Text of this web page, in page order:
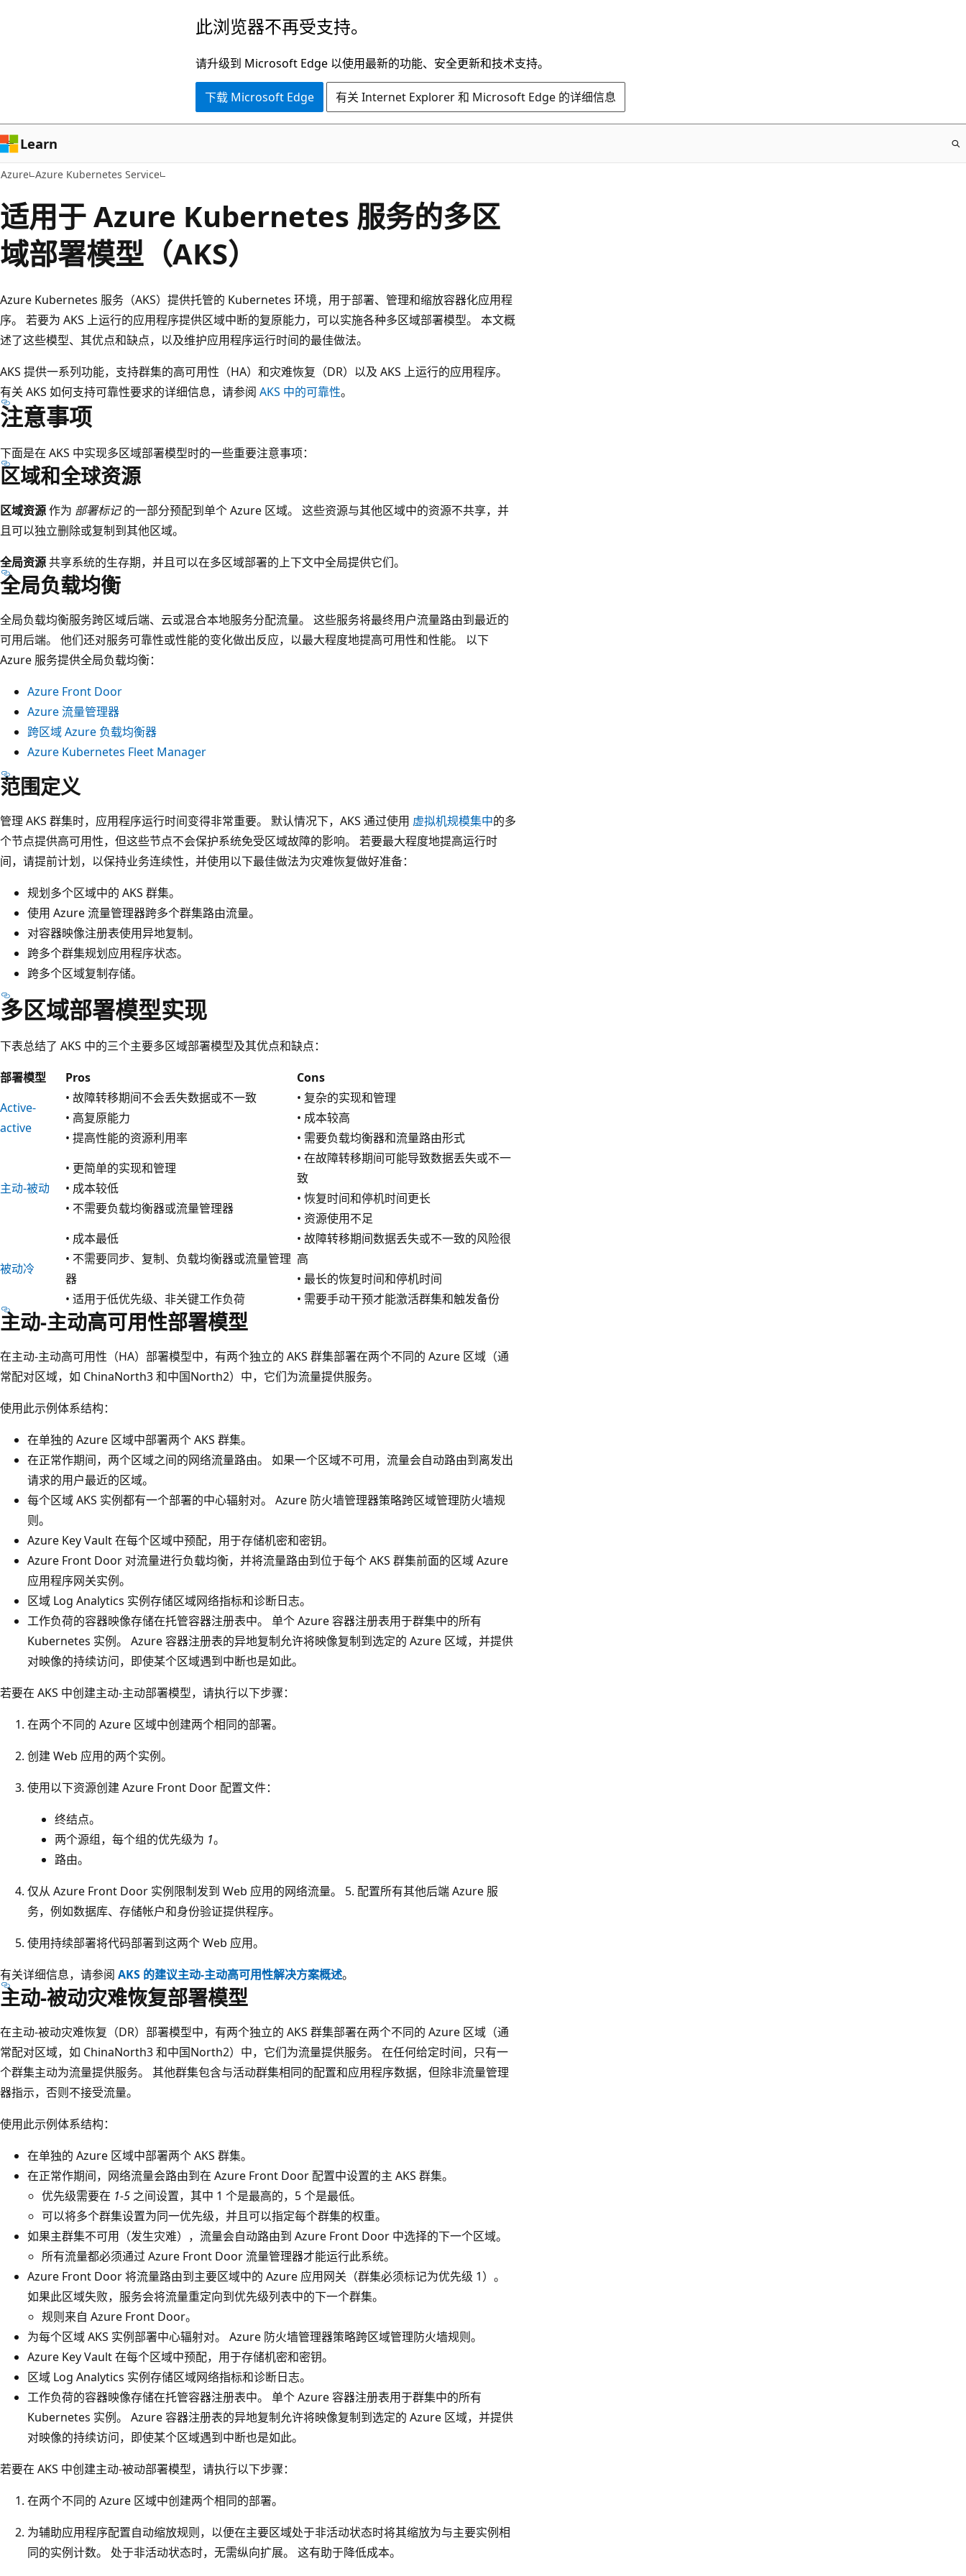
容
此浏览器不再受支持。
请升级到 Microsoft Edge 以使用最新的功能、安全更新和技术支持。
下载 Microsoft Edge 有关 Internet Explorer 和 Microsoft Edge 的详细信息
Learn
Azure Azure Kubernetes Service
适用于 Azure Kubernetes 服务的多区
域部署模型（AKS）
Azure Kubernetes 服务（AKS）提供托管的 Kubernetes 环境，用于部署、管理和缩放容器化应用程
序。 若要为 AKS 上运行的应用程序提供区域中断的复原能力，可以实施各种多区域部署模型。 本文概
述了这些模型、其优点和缺点，以及维护应用程序运行时间的最佳做法。
AKS 提供一系列功能，支持群集的高可用性（HA）和灾难恢复（DR）以及 AKS 上运行的应用程序。
有关 AKS 如何支持可靠性要求的详细信息，请参阅 AKS 中的可靠性。
注意事项
下面是在 AKS 中实现多区域部署模型时的一些重要注意事项：
区域和全球资源
区域资源作为 部署标记的一部分预配到单个 Azure 区域。 这些资源与其他区域中的资源不共享，并
且可以独立删除或复制到其他区域。
全局资源共享系统的生存期，并且可以在多区域部署的上下文中全局提供它们。
全局负载均衡
全局负载均衡服务跨区域后端、云或混合本地服务分配流量。 这些服务将最终用户流量路由到最近的
可用后端。 他们还对服务可靠性或性能的变化做出反应，以最大程度地提高可用性和性能。 以下
Azure 服务提供全局负载均衡：
Azure Front Door
Azure 流量管理器
跨区域 Azure 负载均衡器
Azure Kubernetes Fleet Manager
范围定义
管理 AKS 群集时，应用程序运行时间变得非常重要。 默认情况下，AKS 通过使用 虚拟机规模集中的多
个节点提供高可用性，但这些节点不会保护系统免受区域故障的影响。 若要最大程度地提高运行时
间，请提前计划，以保持业务连续性，并使用以下最佳做法为灾难恢复做好准备：
规划多个区域中的 AKS 群集。
使用 Azure 流量管理器跨多个群集路由流量。
对容器映像注册表使用异地复制。
跨多个群集规划应用程序状态。
跨多个区域复制存储。
多区域部署模型实现
下表总结了 AKS 中的三个主要多区域部署模型及其优点和缺点：
部署模型
Pros
Cons
Active-
active
• 故障转移期间不会丢失数据或不一致
• 高复原能力
• 提高性能的资源利用率
• 复杂的实现和管理
• 成本较高
• 需要负载均衡器和流量路由形式
主动-被动
• 更简单的实现和管理
• 成本较低
• 不需要负载均衡器或流量管理器
• 在故障转移期间可能导致数据丢失或不一
致
• 恢复时间和停机时间更长
• 资源使用不足
被动冷
• 成本最低
• 不需要同步、复制、负载均衡器或流量管理
器
• 适用于低优先级、非关键工作负荷
• 故障转移期间数据丢失或不一致的风险很
高
• 最长的恢复时间和停机时间
• 需要手动干预才能激活群集和触发备份
主动-主动高可用性部署模型
在主动-主动高可用性（HA）部署模型中，有两个独立的 AKS 群集部署在两个不同的 Azure 区域（通
常配对区域，如 ChinaNorth3 和中国North2）中，它们为流量提供服务。
使用此示例体系结构：
在单独的 Azure 区域中部署两个 AKS 群集。
在正常作期间，两个区域之间的网络流量路由。 如果一个区域不可用，流量会自动路由到离发出
请求的用户最近的区域。
每个区域 AKS 实例都有一个部署的中心辐射对。 Azure 防火墙管理器策略跨区域管理防火墙规
则。
Azure Key Vault 在每个区域中预配，用于存储机密和密钥。
Azure Front Door 对流量进行负载均衡，并将流量路由到位于每个 AKS 群集前面的区域 Azure
应用程序网关实例。
区域 Log Analytics 实例存储区域网络指标和诊断日志。
工作负荷的容器映像存储在托管容器注册表中。 单个 Azure 容器注册表用于群集中的所有
Kubernetes 实例。 Azure 容器注册表的异地复制允许将映像复制到选定的 Azure 区域，并提供
对映像的持续访问，即使某个区域遇到中断也是如此。
若要在 AKS 中创建主动-主动部署模型，请执行以下步骤：
在两个不同的 Azure 区域中创建两个相同的部署。
创建 Web 应用的两个实例。
使用以下资源创建 Azure Front Door 配置文件：
终结点。
两个源组，每个组的优先级为 1。
路由。
仅从 Azure Front Door 实例限制发到 Web 应用的网络流量。 5. 配置所有其他后端 Azure 服
务，例如数据库、存储帐户和身份验证提供程序。
使用持续部署将代码部署到这两个 Web 应用。
有关详细信息，请参阅 AKS 的建议主动-主动高可用性解决方案概述。
主动-被动灾难恢复部署模型
在主动-被动灾难恢复（DR）部署模型中，有两个独立的 AKS 群集部署在两个不同的 Azure 区域（通
常配对区域，如 ChinaNorth3 和中国North2）中，它们为流量提供服务。 在任何给定时间，只有一
个群集主动为流量提供服务。 其他群集包含与活动群集相同的配置和应用程序数据，但除非流量管理
器指示，否则不接受流量。
使用此示例体系结构：
在单独的 Azure 区域中部署两个 AKS 群集。
在正常作期间，网络流量会路由到在 Azure Front Door 配置中设置的主 AKS 群集。
优先级需要在 1-5 之间设置，其中 1 个是最高的，5 个是最低。
可以将多个群集设置为同一优先级，并且可以指定每个群集的权重。
如果主群集不可用（发生灾难），流量会自动路由到 Azure Front Door 中选择的下一个区域。
所有流量都必须通过 Azure Front Door 流量管理器才能运行此系统。
Azure Front Door 将流量路由到主要区域中的 Azure 应用网关（群集必须标记为优先级 1）。
如果此区域失败，服务会将流量重定向到优先级列表中的下一个群集。
规则来自 Azure Front Door。
为每个区域 AKS 实例部署中心辐射对。 Azure 防火墙管理器策略跨区域管理防火墙规则。
Azure Key Vault 在每个区域中预配，用于存储机密和密钥。
区域 Log Analytics 实例存储区域网络指标和诊断日志。
工作负荷的容器映像存储在托管容器注册表中。 单个 Azure 容器注册表用于群集中的所有
Kubernetes 实例。 Azure 容器注册表的异地复制允许将映像复制到选定的 Azure 区域，并提供
对映像的持续访问，即使某个区域遇到中断也是如此。
若要在 AKS 中创建主动-被动部署模型，请执行以下步骤：
在两个不同的 Azure 区域中创建两个相同的部署。
为辅助应用程序配置自动缩放规则，以便在主要区域处于非活动状态时将其缩放为与主要实例相
同的实例计数。 处于非活动状态时，无需纵向扩展。 这有助于降低成本。